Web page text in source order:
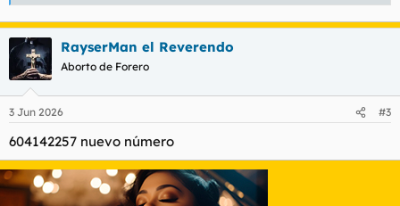
RayserMan el Reverendo
Aborto de Forero
3 Jun 2026 #3
604142257 nuevo número